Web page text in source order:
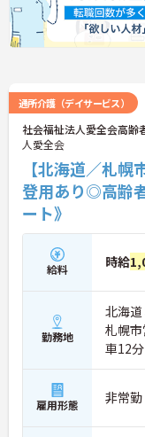
通所介護（デイサービス）
社会福祉法人愛全会高
人愛全会
【北海道／札
登用あり◎高齢
ート》
給料 時給
勤務地
北海
札幌
車12分
雇用形態 非常